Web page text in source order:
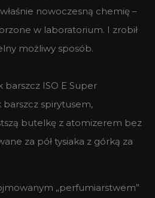
nowoczesną chemię –
w laboratorium. I zrobił
możliwy sposób.
barszcz ISO E Super
spirytusem,
butelkę z atomizerem bez
za pół tysiaka z górką za
„perfumiarstwem”